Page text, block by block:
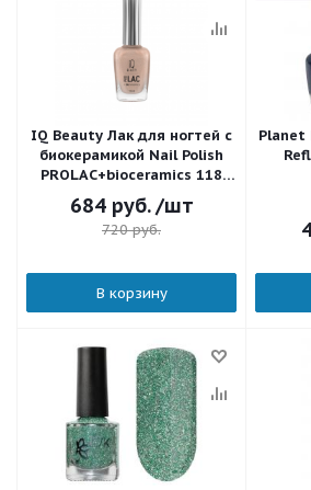
IQ Beauty Лак для ногтей с
биокерамикой Nail Polish
PROLAC+bioceramics 118
The sixth element 12,5 мл.
684руб. /шт
720руб.
В корзину
Planet